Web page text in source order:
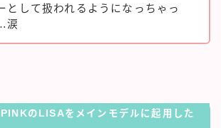
として扱われるようになっちゃっ
涙
のLISAをメインモデルに起用した